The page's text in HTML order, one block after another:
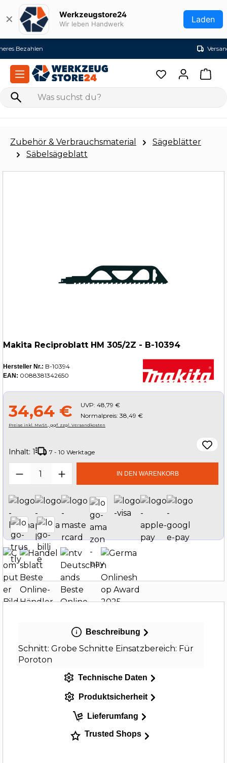
Zum Hauptinhalt springen
✕ Werkzeugstore24
Wir leben Handwerk Laden
Zubehör & Verbrauchsmaterial
Sägeblätter
Säbelsägeblatt
Makita Reciproblatt HM 305/2Z - B-10394
Hersteller Nr.: B-10394
EAN: 0088381342650
34,64 € UVP: 48,79 €
Normalpreis: 38,49 €
Preise inkl. MwSt., ggf. zzgl. Versandkosten
Inhalt: 1 7 - 10 Werktage
Produkt Anzahl: Gib denIN DEN WARENKORB
Beschreibung
Schnitt: Grobe Schnitte Einsatzbereich: Für
Poroton
Technische Daten
Produktsicherheit
Lieferumfang
Trusted Shops